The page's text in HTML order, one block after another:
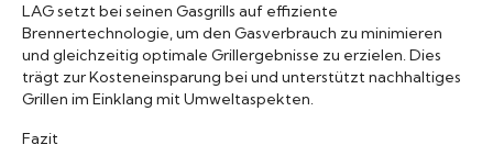
LAG setzt bei seinen Gasgrills auf effiziente
Brennertechnologie, um den Gasverbrauch zu minimieren
und gleichzeitig optimale Grillergebnisse zu erzielen. Dies
trägt zur Kosteneinsparung bei und unterstützt nachhaltiges
Grillen im Einklang mit Umweltaspekten.
Fazit